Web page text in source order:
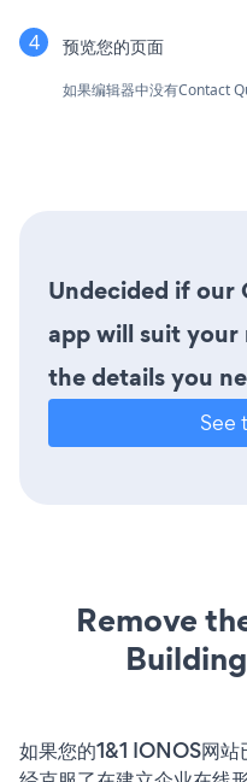
预览您的页面
如果编辑器中没有Contact
Undecided if our
app will suit your
the details you
See
Remove
如果您的1&1 IONOS网